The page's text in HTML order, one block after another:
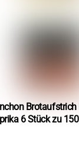
Brotaufstrich
6 Stück zu